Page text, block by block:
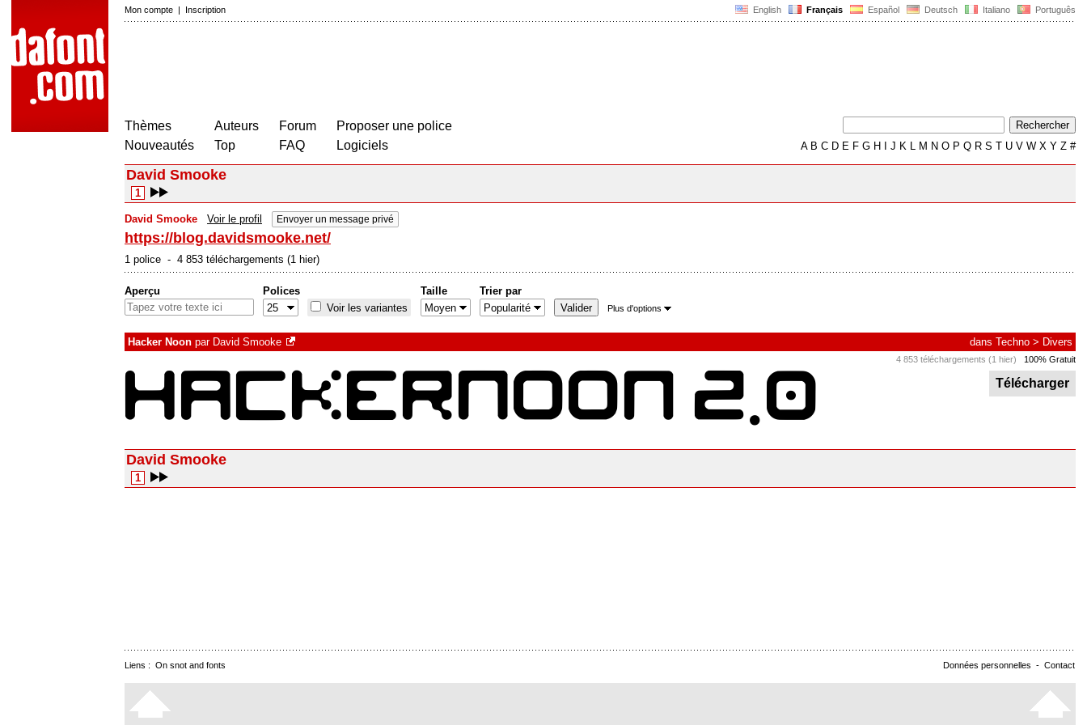
English Français Español Deutsch Italiano Português
Mon compte | Inscription
Thèmes
Nouveautés
Auteurs
Top
Forum
FAQ
Proposer une police
Logiciels
AB C D E F G H J K L M N O P Q R S T U V W X Y Z #
David Smooke
1
David Smooke Voir le profil Envoyer un message privé
https://blog.davidsmooke.net/
1 police - 4 853 téléchargements (1 hier)
Aperçu
Polices
Voir les variantes
Taille Trier par
Plus d'options
Hacker Noon par David Smooke dans Techno > Divers
4 853 téléchargements (1 hier) 100% Gratuit
Télécharger
David Smooke
1
Données personnelles - Contact
Liens : On snot and fonts